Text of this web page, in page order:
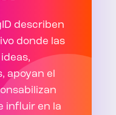
describen
donde las
apoyan el
influir en la